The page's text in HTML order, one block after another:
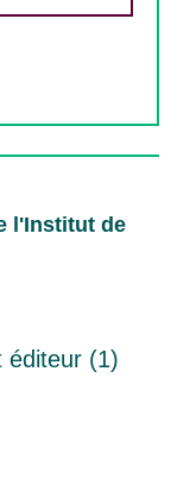
l'Institut de
éditeur (1)